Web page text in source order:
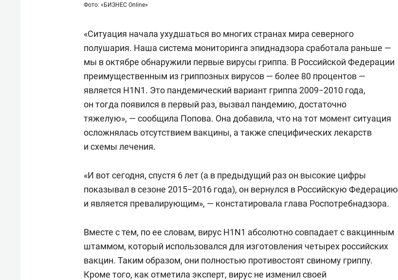
Фото: «БИЗНЕС Online»
«Ситуация начала ухудшаться во многих странах мира северного
полушария. Наша система мониторинга эпиднадзора сработала раньше —
мы в октябре обнаружили первые вирусы гриппа. В Российской Федерации
преимущественным из гриппозных вирусов — более 80 процентов —
является H1N1. Это пандемический вариант гриппа 2009−2010 года,
он тогда появился в первый раз, вызвал пандемию, достаточно
тяжелую», — сообщила Попова. Она добавила, что на тот момент ситуация
осложнялась отсутствием вакцины, а также специфических лекарств
и схемы лечения.
«И вот сегодня, спустя 6 лет (а в предыдущий раз он высокие цифры
показывал в сезоне 2015−2016 года), он вернулся в Российскую Федерацию
и является превалирующим», — констатировала глава Роспотребнадзора.
Вместе с тем, по ее словам, вирус H1N1 абсолютно совпадает с вакцинным
штаммом, который использовался для изготовления четырех российских
вакцин. Таким образом, они полностью противостоят свиному гриппу.
Кроме того, как отметила эксперт, вирус не изменил своей